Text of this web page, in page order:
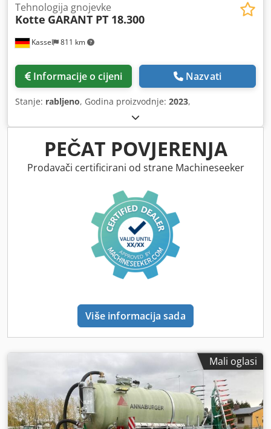
Kassel 811 km
Tehnologija gnojevke
Kotte GARANT PT 18.300
Informacije o cijeni Nazvati
Stanje: rabljeno, Godina proizvodnje: 2023,
PEČAT POVJERENJA
Prodavači certificirani od strane Machineseeker
Više informacija sada
Mali oglasi